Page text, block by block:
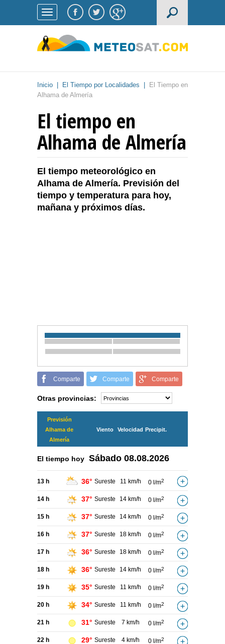
Inicio El Tiempo por Localidades
El Tiempo en
Alhama de Almería
El tiempo en
Alhama de Almería
El tiempo meteorológico en
Alhama de Almería. Previsión del
tiempo y temperatura para hoy,
mañana y próximos días.
Comparte Comparte Comparte
Otras provincias:
Previsión
Alhama de
Almería
Viento Velocidad Precipit.
El tiempo hoy Sábado 08.08.2026
13 h 36° Sureste 11 km/h 0 l/m2
14 h 37° Sureste 14 km/h 0 l/m2
15 h 37° Sureste 14 km/h 0 l/m2
16 h 37° Sureste 18 km/h 0 l/m2
17 h 36° Sureste 18 km/h 0 l/m2
18 h 36° Sureste 14 km/h 0 l/m2
19 h 35° Sureste 11 km/h 0 l/m2
20 h 34° Sureste 11 km/h 0 l/m2
21 h 31° Sureste 7 km/h 0 l/m2
22 h 29° Sureste 4 km/h 0 l/m2